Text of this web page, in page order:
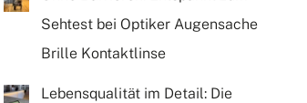
Sehtest bei Optiker Augensache
Brille Kontaktlinse
Lebensqualität im Detail: Die